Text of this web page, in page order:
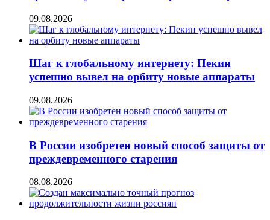
09.08.2026
Шаг к глобальному интернету: Пекин
успешно вывел на орбиту новые аппараты
09.08.2026
В России изобретен новый способ защиты от
преждевременного старения
08.08.2026